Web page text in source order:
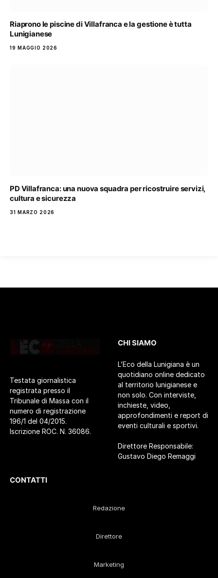
Riaprono le piscine di Villafranca e la gestione è tutta
Lunigianese
19 MAGGIO 2026
PD Villafranca: una nuova squadra per ricostruire servizi,
cultura e sicurezza
31 MARZO 2026
Testata giornalistica
registrata presso il
Tribunale di Massa con il
numero di registrazione
196/1 del 04/2015.
Iscrizione ROC. N. 36086.
CHI SIAMO
L’Eco della Lunigiana è un
quotidiano online dedicato
al territorio lunigianese e
non solo. Con interviste,
inchieste, video,
approfondimenti e report di
eventi culturali e sportivi.
Direttore Responsabile:
Gustavo Diego Remaggi
CONTATTI
Redazione
Direttore
Marketing